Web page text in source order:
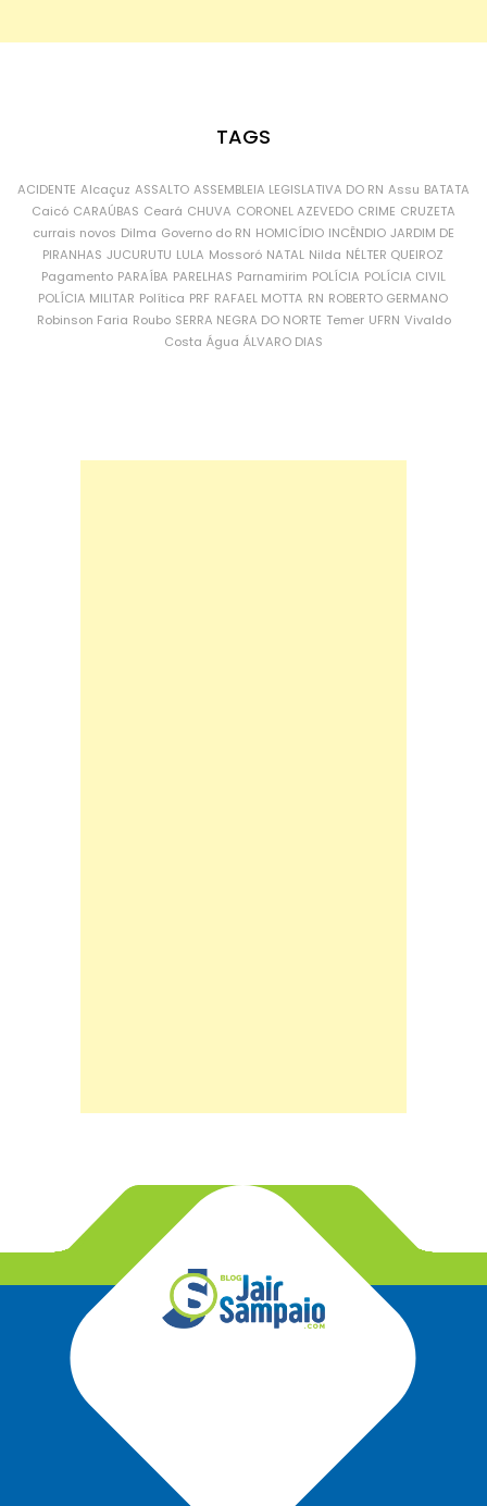
TAGS
ACIDENTE Alcaçuz ASSALTO ASSEMBLEIA LEGISLATIVA DO RN Assu BATATA
Caicó CARAÚBAS Ceará CHUVA CORONEL AZEVEDO CRIME CRUZETA
currais novos Dilma Governo do RN HOMICÍDIO INCÊNDIO JARDIM DE
PIRANHAS JUCURUTU LULA Mossoró NATAL Nilda NÉLTER QUEIROZ
Pagamento PARAÍBA PARELHAS Parnamirim POLÍCIA POLÍCIA CIVIL
POLÍCIA MILITAR Política PRF RAFAEL MOTTA RN ROBERTO GERMANO
Robinson Faria Roubo SERRA NEGRA DO NORTE Temer UFRN Vivaldo
Costa Água ÁLVARO DIAS